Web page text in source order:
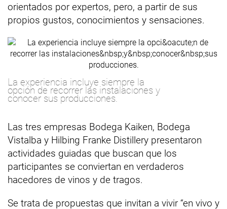
orientados por expertos, pero, a partir de sus
propios gustos, conocimientos y sensaciones.
La experiencia incluye siempre la
opción de recorrer las instalaciones y
conocer sus producciones.
Las tres empresas Bodega Kaiken, Bodega
Vistalba y Hilbing Franke Distillery presentaron
actividades guiadas que buscan que los
participantes se conviertan en verdaderos
hacedores de vinos y de tragos.
Se trata de propuestas que invitan a vivir “en vivo y